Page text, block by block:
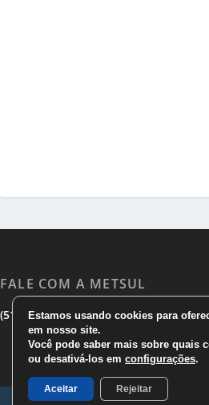
FALE COM A METSUL
(51) 3533 1983|(51)3785 7752|
Estamos usando cookies para
em nosso site.
Você pode saber mais sobre quais
ou desativá-los em configurações.
Aceitar Rejeitar